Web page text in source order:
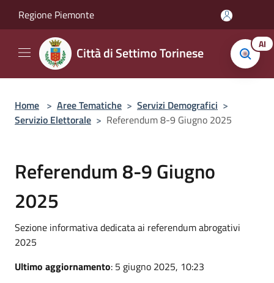
Regione Piemonte
Città di Settimo Torinese AI
Home > Aree Tematiche > Servizi Demografici >
Servizio Elettorale > Referendum 8-9 Giugno 2025
Referendum 8-9 Giugno
2025
Sezione informativa dedicata ai referendum abrogativi
2025
Ultimo aggiornamento: 5 giugno 2025, 10:23